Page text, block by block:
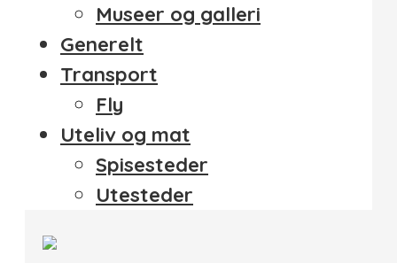
Museer og galleri
Generelt
Transport
Fly
Uteliv og mat
Spisesteder
Utesteder